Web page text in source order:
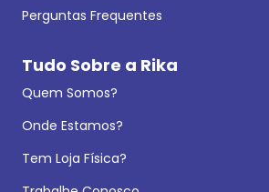
Perguntas Frequentes
Tudo Sobre a Rika
Quem Somos?
Onde Estamos?
Tem Loja Física?